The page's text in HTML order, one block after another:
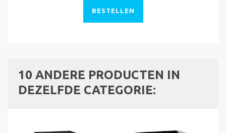
BESTELLEN
10 ANDERE PRODUCTEN IN
DEZELFDE CATEGORIE: